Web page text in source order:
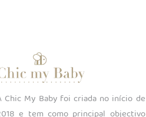
Chic My Baby foi criada no início de